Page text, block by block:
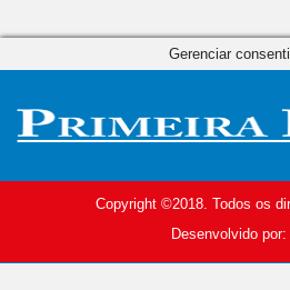
Copyright ©2018. Todos os
Desenvolvido por:
Gerenciar